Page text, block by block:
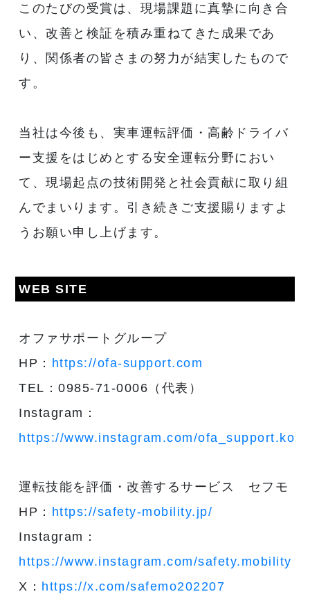
このたびの受賞は、現場課題に真摯に向き合
い、改善と検証を積み重ねてきた成果であ
り、関係者の皆さまの努力が結実したもので
す。
当社は今後も、実車運転評価・高齢ドライバ
ー支援をはじめとする安全運転分野におい
て、現場起点の技術開発と社会貢献に取り組
んでまいります。引き続きご支援賜りますよ
うお願い申し上げます。
WEB SITE
オファサポートグループ
HP： https://ofa-support.com
TEL：0985-71-0006（代表）
Instagram：
https://www.instagram.com/
運転技能を評価・改善するサービス セフモ
HP： https://safety-mobility.jp/
Instagram：
https://www.instagram.com/safety.mobility
X： https://x.com/safemo202207